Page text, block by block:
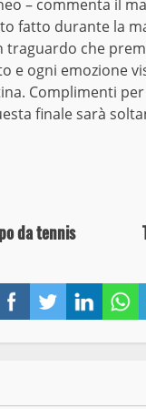
FacebookTwitter
– commenta il
fatto durante la
che
e ogni emozione
Complimenti
finale sarà
da tennis